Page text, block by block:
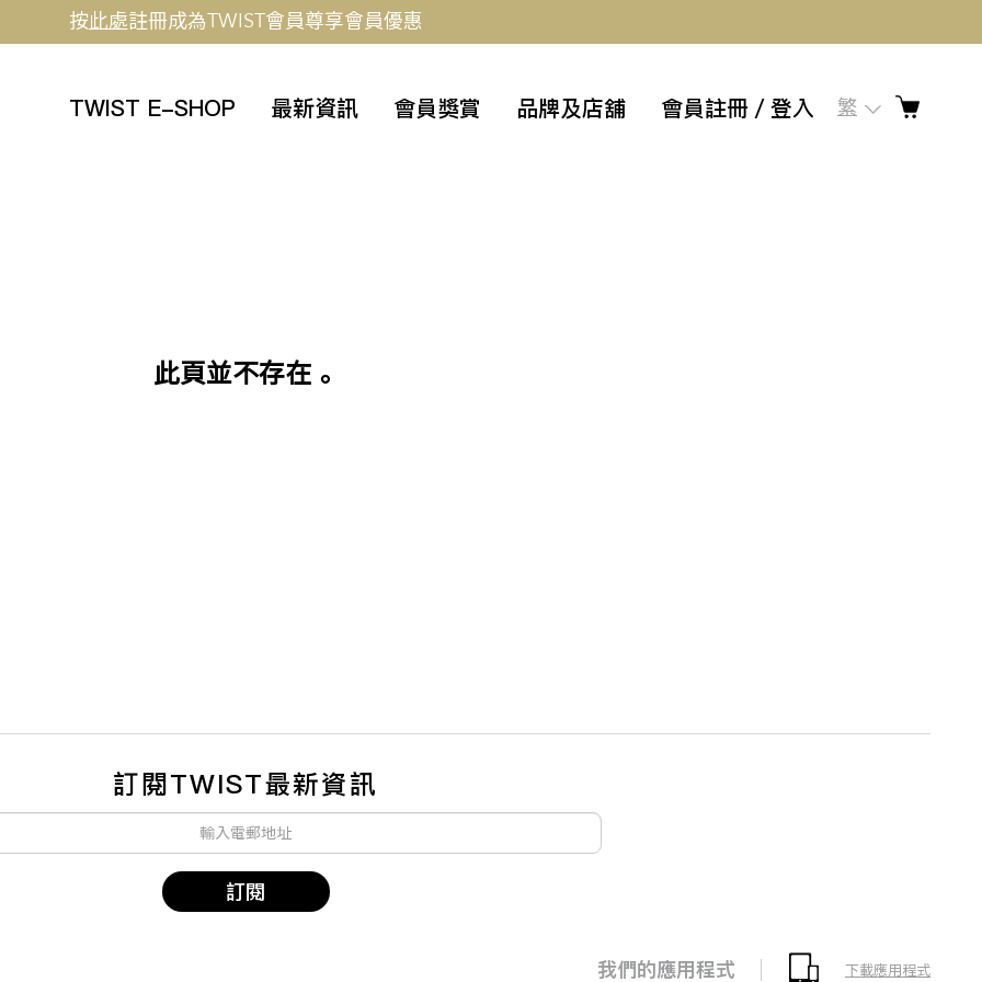
按此處註冊成為TWIST會員尊享會員優惠
繁
TWIST E-SHOP 最新資訊 會員獎賞 品牌及店舖 會員註冊／登入
此頁並不存在。
訂閱TWIST最新資訊
訂閱
我們的應用程式 下載應用程式